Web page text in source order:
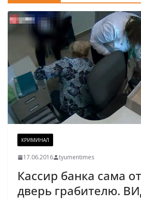
КРИМИНАЛ
17.06.2016 tyumentimes
Кассир банка сама
дверь грабителю.